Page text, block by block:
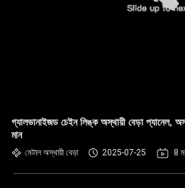
গ্যালভানাইজড চেইন লিঙ্ক অস্থায়ী বেড়া প্যানেল,
মান
মেটাল অস্থায়ী বেড়া 2025-07-25 8